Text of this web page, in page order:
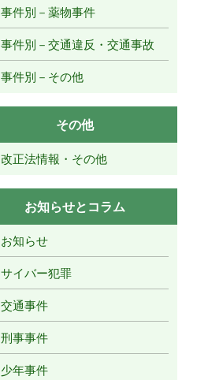
事件別－薬物事件
事件別－交通違反・交通事故
事件別－その他
その他
改正法情報・その他
お知らせとコラム
お知らせ
サイバー犯罪
交通事件
刑事事件
少年事件